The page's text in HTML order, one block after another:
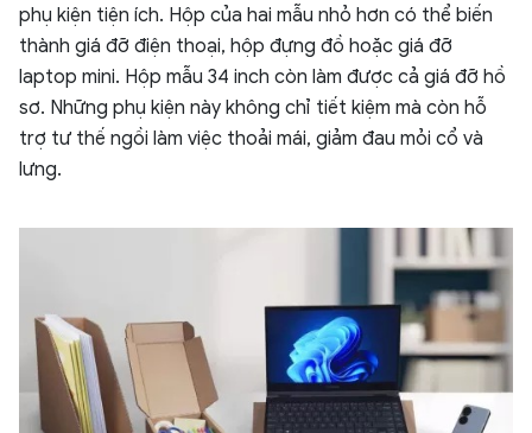
phụ kiện tiện ích. Hộp của hai mẫu nhỏ hơn có thể biến
thành giá đỡ điện thoại, hộp đựng đồ hoặc giá đỡ
laptop mini. Hộp mẫu 34 inch còn làm được cả giá đỡ hồ
sơ. Những phụ kiện này không chỉ tiết kiệm mà còn hỗ
trợ tư thế ngồi làm việc thoải mái, giảm đau mỏi cổ và
lưng.